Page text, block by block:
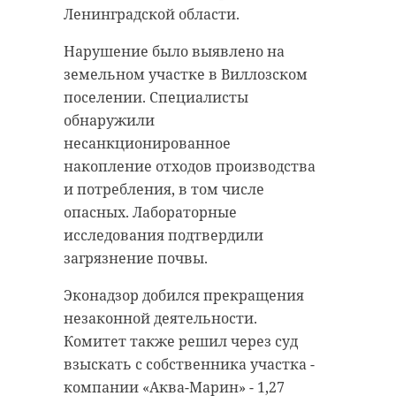
Ленинградской области.
Нарушение было выявлено на
земельном участке в Виллозском
поселении. Специалисты
обнаружили
несанкционированное
накопление отходов производства
и потребления, в том числе
опасных. Лабораторные
исследования подтвердили
загрязнение почвы.
Эконадзор добился прекращения
незаконной деятельности.
Комитет также решил через суд
взыскать с собственника участка -
компании «Аква-Марин» - 1,27
причинения тяжкого вреда
здоровью было возбуждено
уголовное дело.
Во вторник, 12 мая, сотрудники
полиции задержали нападавшего
на проспекте Державина в
Волхове. Преступником оказался
41-летний мужчина, - рассказали в
пресс-службе регионального ГУ
МВД.
Нетрезвый
утренний
помощи Александр Бабенко и
Софья Решунова. Рассказ
публикует Станция скорой
помощи Ленинградской области в
MAX.
Во время одной из поездок бригаду
остановили водители легкового
автомобиля, которые попросили
срочно помочь 18-летнему юноше
с сильными судорогами. Медики
прямо в машине, поставили
капельницу и доставили
пациента в больницу.
Следующий срочный вызов